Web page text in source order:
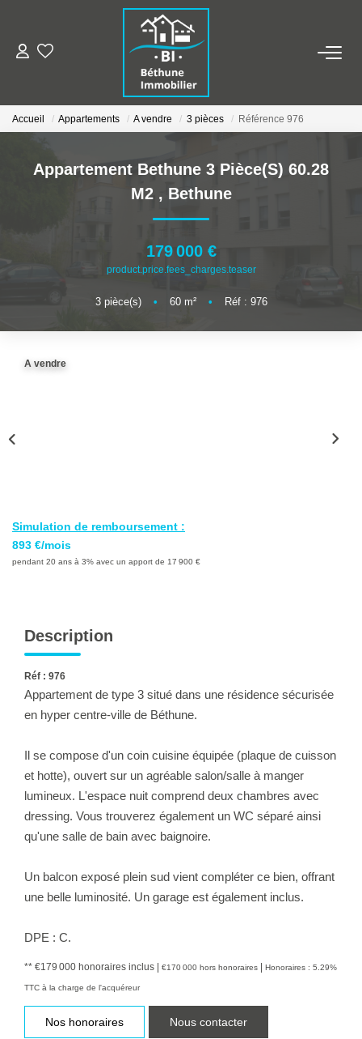
ALERTE MAILS
ESTIMER VOTRE BIEN
NOS AGENCES
Qui Sommes Nous
Nos Contacts
Nos Actualités
NOS BIENS
Accueil Appartements A vendre 3 pièces Référence 976
Appartement Bethune 3 Pièce(s) 60.28
M2 , Bethune
179 000 €
product.price.fees_charges.teaser
3pièce(s) • 60m² • Réf : 976
A vendre
Simulation de remboursement :
893 €/mois
pendant 20 ans à 3% avec un apport de 17 900 €
Description
Réf : 976
Appartement de type 3 situé dans une résidence sécurisée
en hyper centre-ville de Béthune.
Il se compose d'un coin cuisine équipée (plaque de cuisson
et hotte), ouvert sur un agréable salon/salle à manger
lumineux. L'espace nuit comprend deux chambres avec
dressing. Vous trouverez également un WC séparé ainsi
qu'une salle de bain avec baignoire.
Un balcon exposé plein sud vient compléter ce bien, offrant
une belle luminosité. Un garage est également inclus.
DPE : C.
** €179 000 honoraires inclus | €170 000 hors honoraires | Honoraires : 5.29%
TTC à la charge de l'acquéreur
Nos honoraires Nous contacter